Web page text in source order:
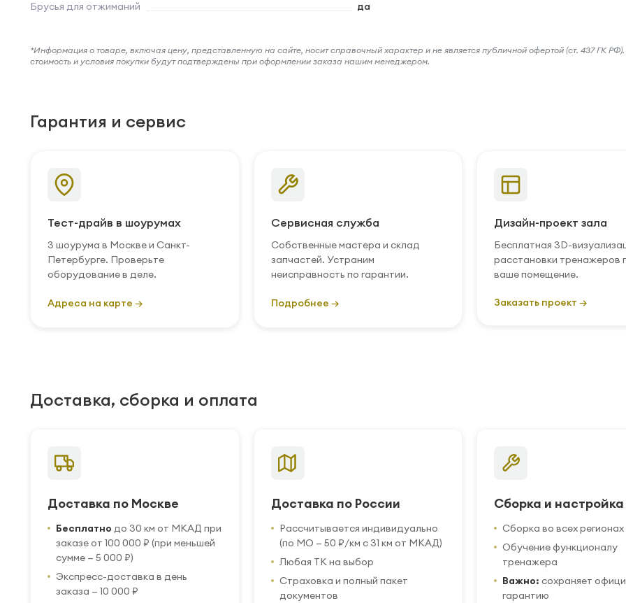
Брусья для отжиманий
да
*Информация о товаре, включая цену, представленную на сайте, носит справочный характер и не является публичной офертой (ст. 437 ГК РФ).
стоимость и условия покупки будут подтверждены при оформлении заказа нашим менеджером.
Гарантия и сервис
Тест-драйв в шоурумах
3 шоурума в Москве и Санкт-
Петербурге. Проверьте
оборудование в деле.
Адреса на карте →
Сервисная служба
Собственные мастера и склад
запчастей. Устраним
неисправность по гарантии.
Подробнее →
Дизайн-проект зала
Бесплатная 3D-
расстановки тренажеров
ваше помещение.
Заказать проект →
Доставка, сборка и оплата
Доставка по Москве
Бесплатно до 30 км от МКАД при
заказе от 100 000 ₽ (при меньшей
сумме — 5 000 ₽)
Экспресс-доставка в день
заказа — 10 000 ₽
Доставка по России
Рассчитывается индивидуально
(по МО — 50 ₽/км с 31 км от МКАД)
Любая ТК на выбор
Страховка и полный пакет
документов
Сборка и настройка
Сборка во всех
Обучение функционалу
тренажера
Важно: сохраняет
гарантию